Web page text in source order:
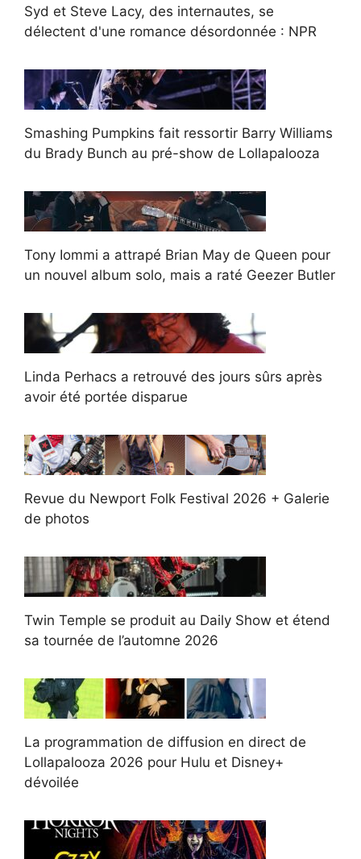
Syd et Steve Lacy, des internautes, se
délectent d'une romance désordonnée : NPR
Smashing Pumpkins fait ressortir Barry Williams
du Brady Bunch au pré-show de Lollapalooza
Tony Iommi a attrapé Brian May de Queen pour
un nouvel album solo, mais a raté Geezer Butler
Linda Perhacs a retrouvé des jours sûrs après
avoir été portée disparue
Revue du Newport Folk Festival 2026 + Galerie
de photos
Twin Temple se produit au Daily Show et étend
sa tournée de l’automne 2026
La programmation de diffusion en direct de
Lollapalooza 2026 pour Hulu et Disney+
dévoilée